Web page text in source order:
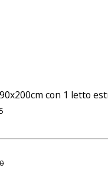
con 1 letto